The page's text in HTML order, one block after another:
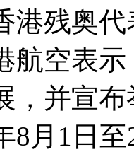
港残奥
航空表
，并宣
8月1日